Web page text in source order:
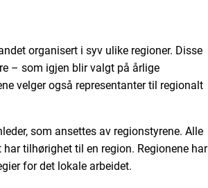
organisert i syv ulike regioner. Disse
– som igjen blir valgt på årlige
velger også representanter til regionalt
som ansettes av regionstyrene. Alle
tilhørighet til en region. Regionene har
for det lokale arbeidet.